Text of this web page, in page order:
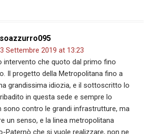
Settembre 2019 at 13:23
intervento che quoto dal primo fino
Il progetto della Metropolitana fino a
grandissima idiozia, e il sottoscritto lo
in questa sede e sempre lo
sono contro le grandi infrastrutture, ma
un senso, e la linea metropolitana
Paternò che si vuole realizzare, non ne